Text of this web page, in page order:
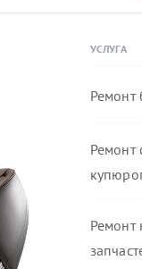
УСЛУГА
Ремонт
Ремонт
Ремонт